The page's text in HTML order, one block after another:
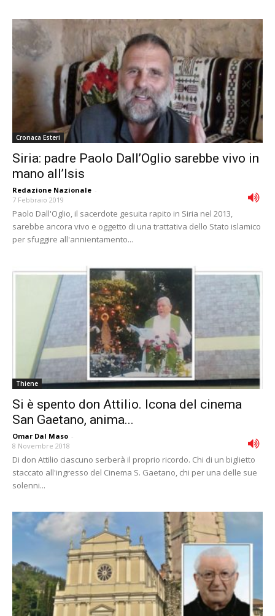
Cronaca Esteri
Siria: padre Paolo Dall’Oglio sarebbe vivo in
mano all’Isis
Redazione Nazionale -
7 Febbraio 2019
Paolo Dall'Oglio, il sacerdote gesuita rapito in Siria nel 2013,
sarebbe ancora vivo e oggetto di una trattativa dello Stato islamico
per sfuggire all'annientamento...
Thiene
Si è spento don Attilio. Icona del cinema
San Gaetano, anima...
Omar Dal Maso -
8 Novembre 2018
Di don Attilio ciascuno serberà il proprio ricordo. Chi di un biglietto
staccato all'ingresso del Cinema S. Gaetano, chi per una delle sue
solenni...